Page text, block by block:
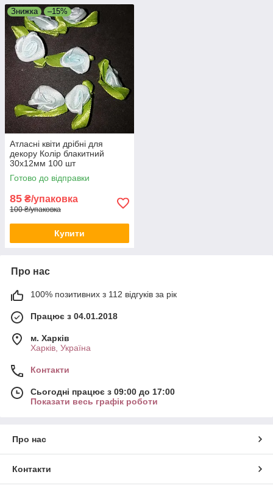
Знижка –15%
Атласні квіти дрібні для
декору Колір блакитний
30х12мм 100 шт
Готово до відправки
85 ₴/упаковка
100 ₴/упаковка
Купити
Про нас
100% позитивних з 112 відгуків за рік
Працює з 04.01.2018
м. Харків
Харків, Україна
Контакти
Сьогодні працює з 09:00 до 17:00
Показати весь графік роботи
Про нас
Контакти